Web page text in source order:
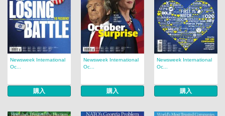
Newsweek International
Oc...
購入
Newsweek International
Oc...
購入
Newsweek International
Oc...
購入